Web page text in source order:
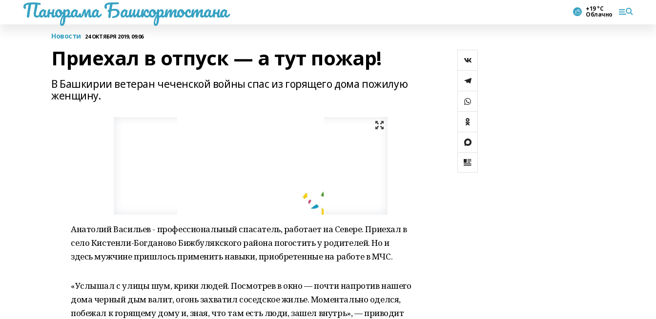
Панорама Башкортостана +19 °С
Облачно
Новости 24 ОКТЯБРЯ 2019, 09:06
Приехал в отпуск — а тут пожар!
В Башкирии ветеран чеченской войны спас из горящего дома пожилую
женщину.
Анатолий Васильев - профессиональный спасатель, работает на Севере. Приехал в
село Кистенли-Богданово Бижбулякского района погостить у родителей. Но и
здесь мужчине пришлось применить навыки, приобретенные на работе в МЧС.
«Услышал с улицы шум, крики людей. Посмотрев в окно — почти напротив нашего
дома черный дым валит, огонь захватил соседское жилье. Моментально оделся,
побежал к горящему дому и, зная, что там есть люди, зашел внутрь», — приводит